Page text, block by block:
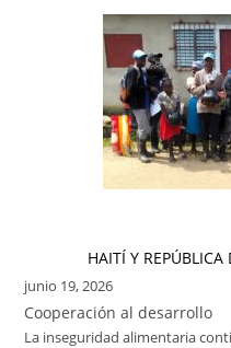
HAITÍ Y
junio 19, 2026
Cooperación al desarrollo
La inseguridad alimentaria